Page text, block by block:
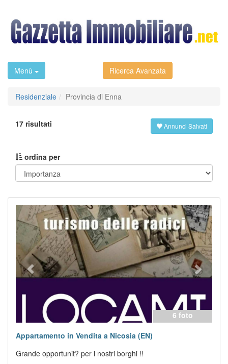
Menù Ricerca Avanzata
Residenziale Provincia di Enna
17 risultati Annunci Salvati
ordina per
6 foto
Previous Next
Appartamento in Vendita a Nicosia (EN)
Grande opportunit? per i nostri borghi !!